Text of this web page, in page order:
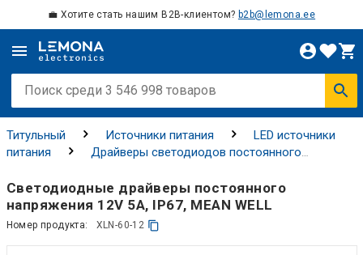
💼 Хотите стать нашим B2B-клиентом? b2b@lemona.ee
Титульный Источники питания
LED источники
питания
Драйверы светодиодов постоянного
Светодиодные драйверы постоянного
напряжения 12V 5A, IP67, MEAN WELL
Номер продукта: XLN-60-12